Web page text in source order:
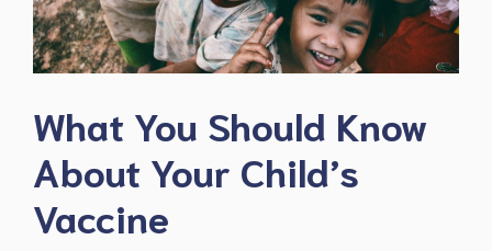
What You Should Know
About Your Child’s
Vaccine